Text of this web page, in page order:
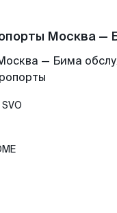
Москва —
— Бима
SVO